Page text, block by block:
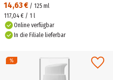
14,63 € / 125 ml
117,04 € / 1 l
Online verfügbar
In die Filiale lieferbar